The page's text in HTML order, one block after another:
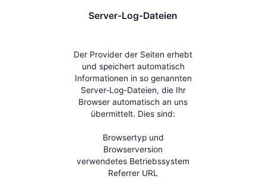
Server-Log-Dateien
Der Provider der Seiten erhebt
und speichert automatisch
Informationen in so genannten
Server-Log-Dateien, die Ihr
Browser automatisch an uns
übermittelt. Dies sind:
Browsertyp und
Browserversion
verwendetes Betriebssystem
Referrer URL